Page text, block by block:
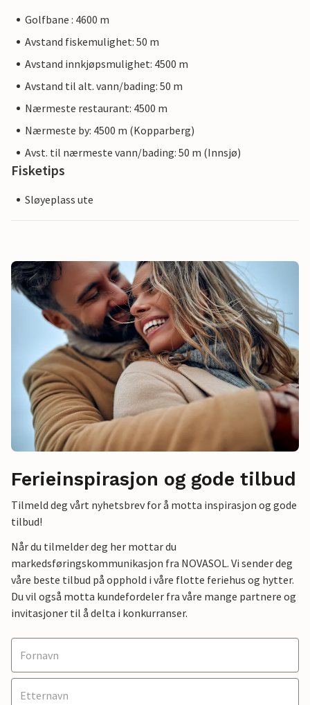
Golfbane : 4600 m
Avstand fiskemulighet: 50 m
Avstand innkjøpsmulighet: 4500 m
Avstand til alt. vann/bading: 50 m
Nærmeste restaurant: 4500 m
Nærmeste by: 4500 m (Kopparberg)
Avst. til nærmeste vann/bading: 50 m (Innsjø)
Fisketips
Sløyeplass ute
Ferieinspirasjon og gode tilbud
Tilmeld deg vårt nyhetsbrev for å motta inspirasjon og gode
tilbud!
Når du tilmelder deg her mottar du
markedsføringskommunikasjon fra NOVASOL. Vi sender deg
våre beste tilbud på opphold i våre flotte feriehus og hytter.
Du vil også motta kundefordeler fra våre mange partnere og
invitasjoner til å delta i konkurranser.